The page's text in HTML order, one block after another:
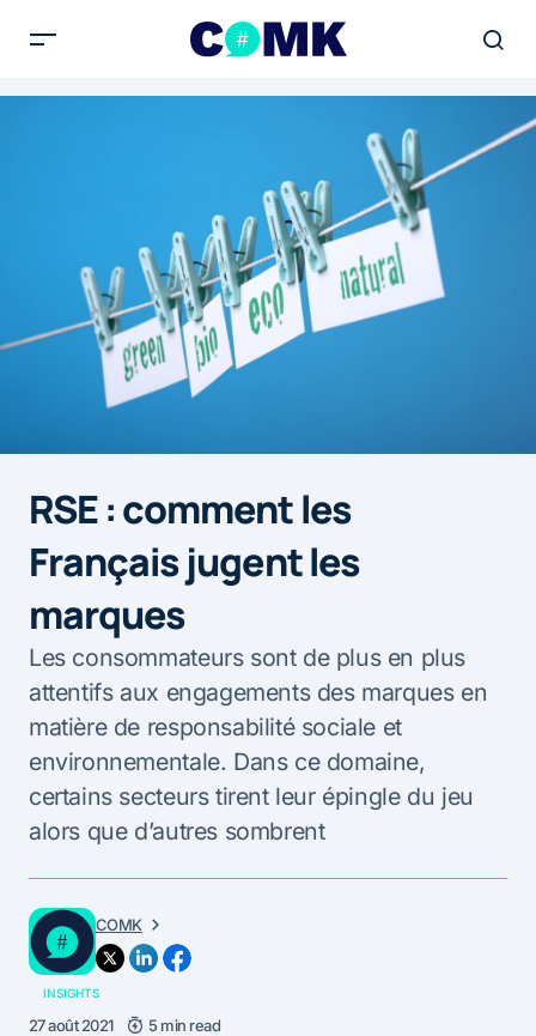
RSE : comment les
Français jugent les
marques
Les consommateurs sont de plus en plus
attentifs aux engagements des marques en
matière de responsabilité sociale et
environnementale. Dans ce domaine,
certains secteurs tirent leur épingle du jeu
alors que d’autres sombrent
COMK
INSIGHTS
27 août 2021 5 min read